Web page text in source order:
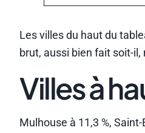
Les villes du haut du
brut, aussi bien fait soit-
Villes à
Mulhouse à 11,3 %,